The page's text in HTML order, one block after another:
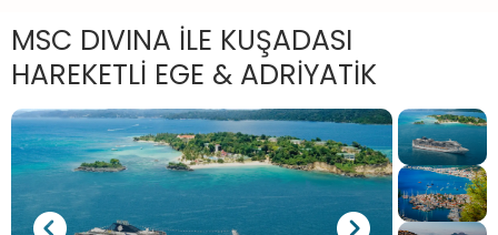
KIBRIS
MSC DIVINA İLE KUŞADASI
HAREKETLİ EGE & ADRİYATİK